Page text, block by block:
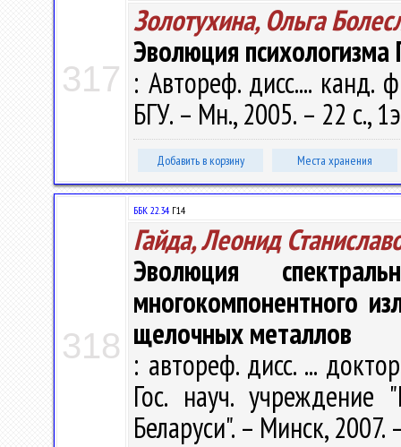
317
Золотухина, Ольга
Эволюция психологизма
: Автореф. дисс.... канд.
БГУ. – Мн., 2005. – 22 с.,
Добавить в корзину Места хранения
318
ББК 22.34 Г14
Гайда, Леонид
Эволюция
многокомпонентного
щелочных металлов
: автореф. дисс. ...
Гос. науч.
Беларуси". – Минск, 2007.